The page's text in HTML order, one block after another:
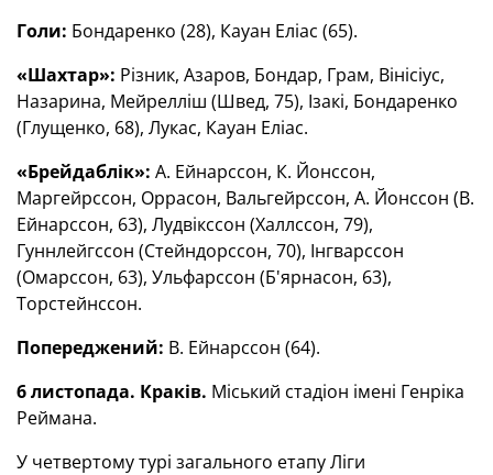
Голи: Бондаренко (28), Кауан Еліас (65).
«Шахтар»: Різник, Азаров, Бондар, Грам, Вінісіус,
Назарина, Мейрелліш (Швед, 75), Ізакі, Бондаренко
(Глущенко, 68), Лукас, Кауан Еліас.
«Брейдаблік»: А. Ейнарссон, К. Йонссон,
Маргейрссон, Оррасон, Вальгейрссон, А. Йонссон (В.
Ейнарссон, 63), Лудвікссон (Халлссон, 79),
Гуннлейгссон (Стейндорссон, 70), Інгварссон
(Омарссон, 63), Ульфарссон (Б'ярнасон, 63),
Торстейнссон.
Попереджений: В. Ейнарссон (64).
6 листопада. Краків. Міський стадіон імені Генріка
Реймана.
У четвертому турі загального етапу Ліги